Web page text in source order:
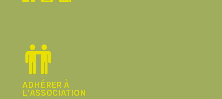
ADHÉRER À
L’ASSOCIATION